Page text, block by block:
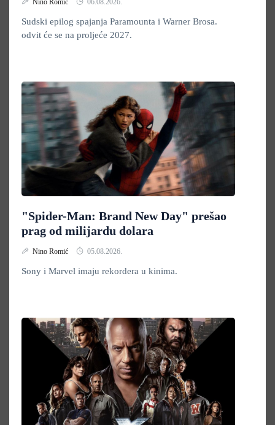
Nino Romić 06.08.2026.
Sudski epilog spajanja Paramounta i Warner Brosa.
odvit će se na proljeće 2027.
"Spider-Man: Brand New Day" prešao
prag od milijardu dolara
Nino Romić 05.08.2026.
Sony i Marvel imaju rekordera u kinima.